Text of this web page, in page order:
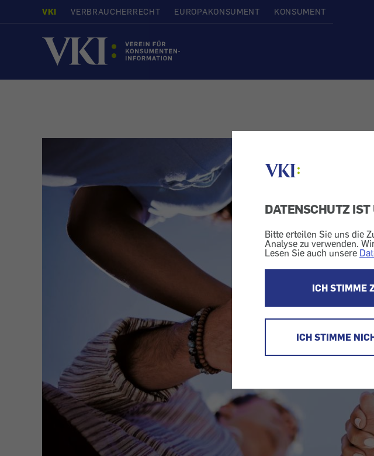
DATENSCHUTZ
Bitte erteilen Sie uns die
Analyse zu verwenden.
Lesen Sie auch unsere
ICH STIMME
ICH STIMME
VKI VERBRAUCHERRECHT EUROPAKONSUMENT KONSUMENT
Startseite